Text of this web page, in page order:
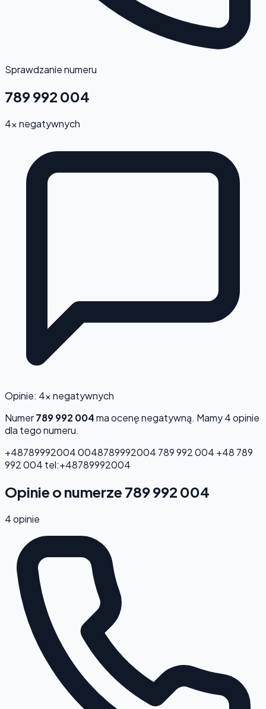
Sprawdzanie numeru
789 992 004
4x negatywnych
Opinie: 4x negatywnych
Numer789 992 004ma ocenęnegatywną. Mamy 4 opinie
dla tego numeru.
+487899920040048789992004 789 992 004 +48 789
992 004 tel:+48789992004
Opinie o numerze 789 992 004
4 opinie